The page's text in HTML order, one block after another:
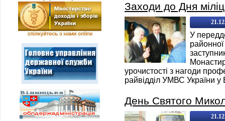
Заходи до Дня
У
урочистості з нагоди
райвідділ УМВС України у
День Святого